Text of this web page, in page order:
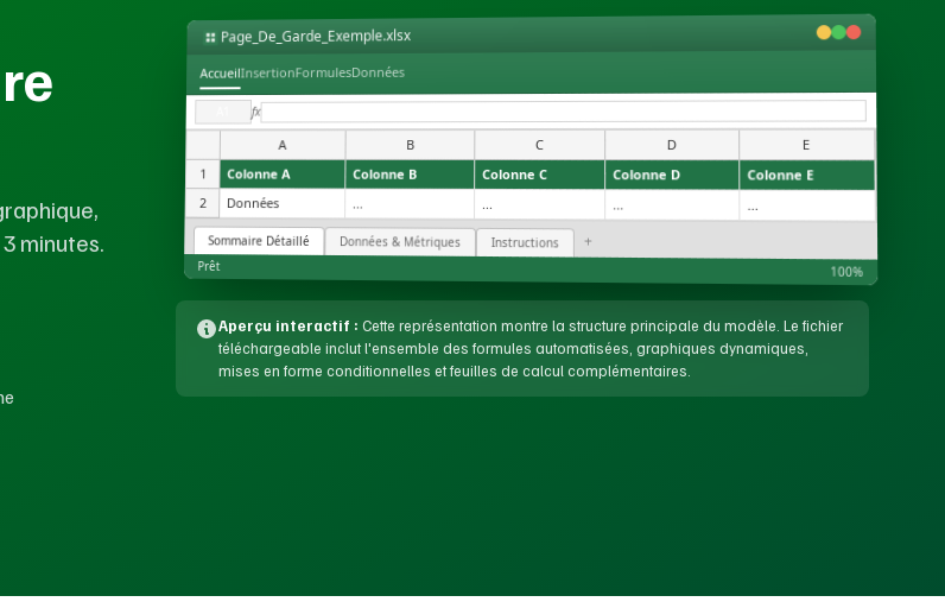
minutes.
Page_De_Garde_Exemple.xlsx
AccueilInsertionFormulesDonnées
fx
A B C D E
1 Colonne A Colonne B Colonne C Colonne D Colonne E
2 Données ... ... ... ...
Sommaire Détaillé Données & Métriques Instructions +
Prêt 100%
Aperçu interactif : Cette représentation montre la structure principale du modèle. Le fichier
téléchargeable inclut l'ensemble des formules automatisées, graphiques dynamiques,
mises en forme conditionnelles et feuilles de calcul complémentaires.